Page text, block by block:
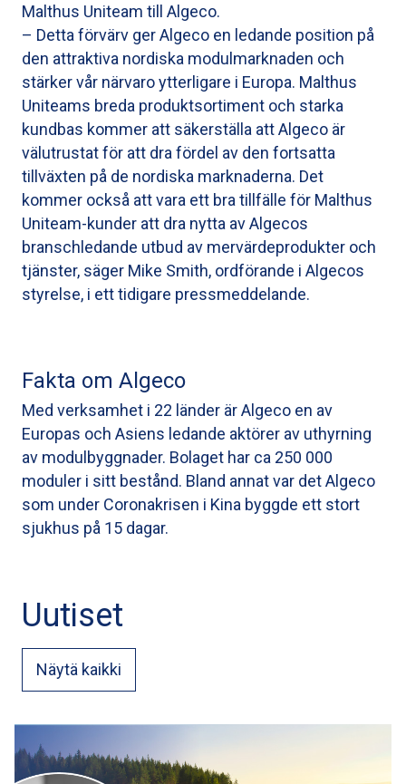
Malthus Uniteam till Algeco.
– Detta förvärv ger Algeco en ledande position på
den attraktiva nordiska modulmarknaden och
stärker vår närvaro ytterligare i Europa. Malthus
Uniteams breda produktsortiment och starka
kundbas kommer att säkerställa att Algeco är
välutrustat för att dra fördel av den fortsatta
tillväxten på de nordiska marknaderna. Det
kommer också att vara ett bra tillfälle för Malthus
Uniteam-kunder att dra nytta av Algecos
branschledande utbud av mervärdeprodukter och
tjänster, säger Mike Smith, ordförande i Algecos
styrelse, i ett tidigare pressmeddelande.
Fakta om Algeco
Med verksamhet i 22 länder är Algeco en av
Europas och Asiens ledande aktörer av uthyrning
av modulbyggnader. Bolaget har ca 250 000
moduler i sitt bestånd. Bland annat var det Algeco
som under Coronakrisen i Kina byggde ett stort
sjukhus på 15 dagar.
Uutiset
Näytä kaikki